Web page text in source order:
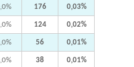
176 0,03%
124 0,02%
56 0,01%
38 0,01%